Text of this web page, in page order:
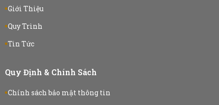
Giới Thiệu
Quy Trình
Tin Tức
Quy Định & Chính Sách
Chính sách bảo mật thông tin